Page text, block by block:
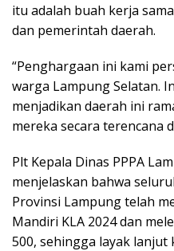
itu adalah buah kerja
dan pemerintah daerah.
“Penghargaan ini kami
warga Lampung Selatan.
menjadikan daerah ini
mereka secara terencana
Plt Kepala Dinas PPPA
menjelaskan bahwa
Provinsi Lampung telah
Mandiri KLA 2024 dan
500, sehingga layak lanjut